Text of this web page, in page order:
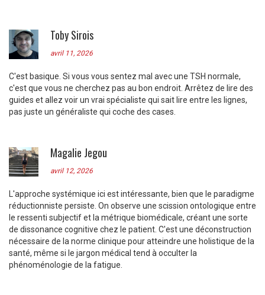
Toby Sirois
avril 11, 2026
C'est basique. Si vous vous sentez mal avec une TSH normale,
c'est que vous ne cherchez pas au bon endroit. Arrêtez de lire des
guides et allez voir un vrai spécialiste qui sait lire entre les lignes,
pas juste un généraliste qui coche des cases.
Magalie Jegou
avril 12, 2026
L'approche systémique ici est intéressante, bien que le paradigme
réductionniste persiste. On observe une scission ontologique entre
le ressenti subjectif et la métrique biomédicale, créant une sorte
de dissonance cognitive chez le patient. C'est une déconstruction
nécessaire de la norme clinique pour atteindre une holistique de la
santé, même si le jargon médical tend à occulter la
phénoménologie de la fatigue.